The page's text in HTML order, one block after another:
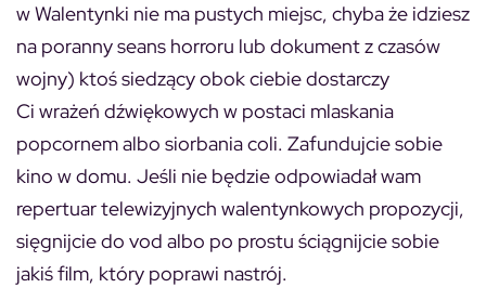
w Walentynki nie ma pustych miejsc, chyba że idziesz
na poranny seans horroru lub dokument z czasów
wojny) ktoś siedzący obok ciebie dostarczy
Ci wrażeń dźwiękowych w postaci mlaskania
popcornem albo siorbania coli. Zafundujcie sobie
kino w domu. Jeśli nie będzie odpowiadał wam
repertuar telewizyjnych walentynkowych propozycji,
sięgnijcie do vod albo po prostu ściągnijcie sobie
jakiś film, który poprawi nastrój.